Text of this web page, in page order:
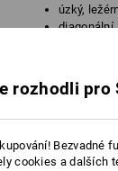
úzký,
se zipem
2
levá
pravá
se zipem,
přihrádka
rozhodli pro
Bezvadné
cookies a dalších